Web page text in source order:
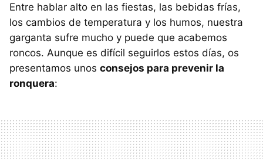
Entre hablar alto en las fiestas, las bebidas frías,
los cambios de temperatura y los humos, nuestra
garganta sufre mucho y puede que acabemos
roncos. Aunque es difícil seguirlos estos días, os
presentamos unos consejos para prevenir la
ronquera: